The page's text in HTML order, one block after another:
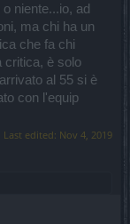
niente...io, ad
ma chi ha un
che fa chi
critica, è solo
al 55 si è
con l'equip
Last edited: Nov 4, 2019